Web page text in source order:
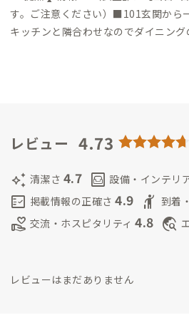
す。ご注意ください） ■101玄関から
キッチンと隣合わせなのでダイニング
る方も。西の庭に面した窓あります
窓あり） ■家守は通いです。連絡はシ
め、そして古い家なので虫さんはよく
虫取り網、用意してます🌿
☆拠点は、
うに、共用部の掃除やゴミ出しなども
心地よく過ごせるように努力しており
○三重
衣笠邸家守（通い）
レビュー 4.73
auto_awesome 清潔さ 4.7 living 設備・インテリ
fact_check 掲載情報の正確さ 4.9 hail 到着
volunteer_activism 交流・ホスピタリティ 4.8 travel_explore
レビューはまだありません